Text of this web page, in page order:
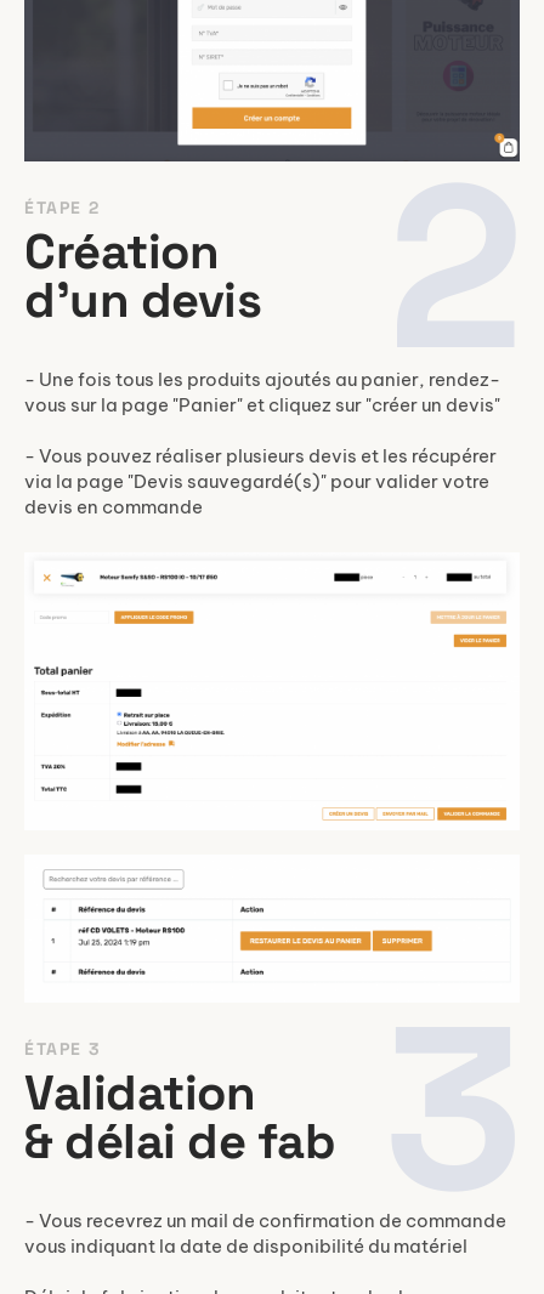
2
ÉTAPE 2
Création
d'un devis
- Une fois tous les produits ajoutés au panier, rendez-
vous sur la page "Panier" et cliquez sur "créer un devis"
- Vous pouvez réaliser plusieurs devis et les récupérer
via la page "Devis sauvegardé(s)" pour valider votre
devis en commande
3
ÉTAPE 3
Validation
& délai de fab
- Vous recevrez un mail de confirmation de commande
vous indiquant la date de disponibilité du matériel